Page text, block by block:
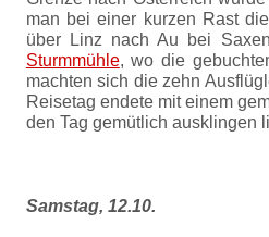
man bei einer kurzen Rast
über Linz nach Au bei
Sturmmühle, wo die
machten sich die zehn
Reisetag endete mit einem
den Tag gemütlich ausklingen
Samstag, 12.10.